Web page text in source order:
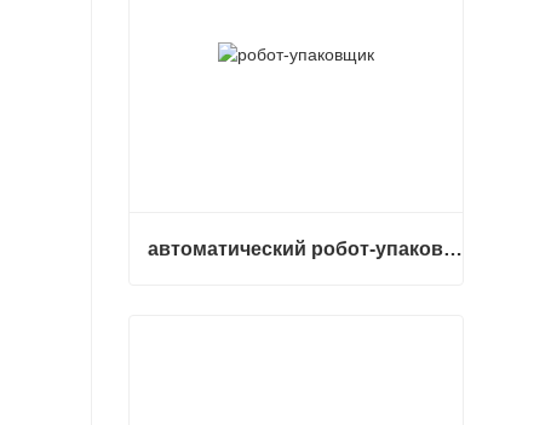
автоматический робот-упаковщик